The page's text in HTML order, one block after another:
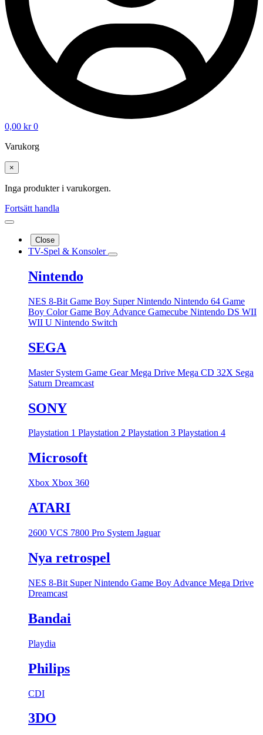
0,00 kr 0
Varukorg
×
Inga produkter i varukorgen.
Fortsätt handla
Close
TV-Spel & Konsoler
Nintendo
NES 8-Bit Game Boy Super Nintendo Nintendo 64 Game
Boy ColorGame Boy Advance Gamecube Nintendo DS WII
WII U Nintendo Switch
SEGA
Master System Game GearMega Drive Mega CD 32X Sega
Saturn Dreamcast
SONY
Playstation 1 Playstation 2 Playstation 3 Playstation 4
Microsoft
Xbox Xbox 360
ATARI
2600 VCS 7800 Pro System Jaguar
Nya retrospel
NES 8-Bit Super Nintendo Game Boy Advance Mega Drive
Dreamcast
Bandai
Playdia
Philips
CDI
3DO